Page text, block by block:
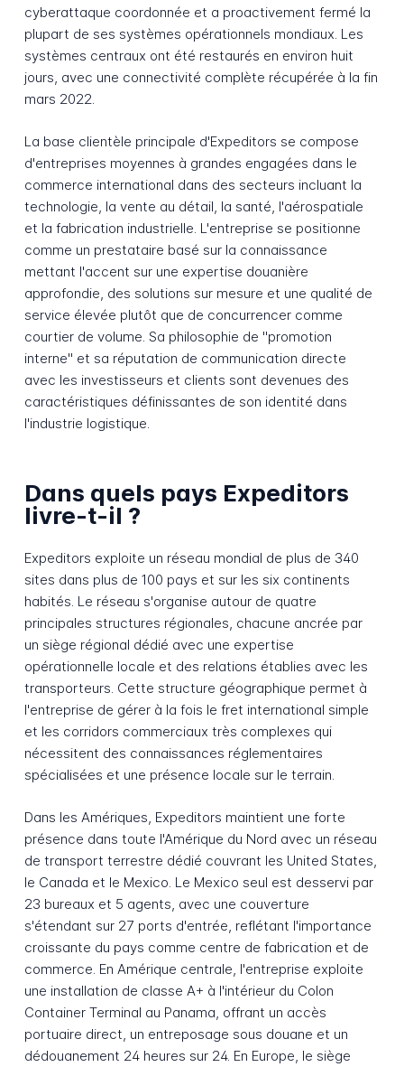
cyberattaque coordonnée et a proactivement fermé la
plupart de ses systèmes opérationnels mondiaux. Les
systèmes centraux ont été restaurés en environ huit
jours, avec une connectivité complète récupérée à la fin
mars 2022.
La base clientèle principale d'Expeditors se compose
d'entreprises moyennes à grandes engagées dans le
commerce international dans des secteurs incluant la
technologie, la vente au détail, la santé, l'aérospatiale
et la fabrication industrielle. L'entreprise se positionne
comme un prestataire basé sur la connaissance
mettant l'accent sur une expertise douanière
approfondie, des solutions sur mesure et une qualité de
service élevée plutôt que de concurrencer comme
courtier de volume. Sa philosophie de "promotion
interne" et sa réputation de communication directe
avec les investisseurs et clients sont devenues des
caractéristiques définissantes de son identité dans
l'industrie logistique.
Dans quels pays Expeditors
livre-t-il ?
Expeditors exploite un réseau mondial de plus de 340
sites dans plus de 100 pays et sur les six continents
habités. Le réseau s'organise autour de quatre
principales structures régionales, chacune ancrée par
un siège régional dédié avec une expertise
opérationnelle locale et des relations établies avec les
transporteurs. Cette structure géographique permet à
l'entreprise de gérer à la fois le fret international simple
et les corridors commerciaux très complexes qui
nécessitent des connaissances réglementaires
spécialisées et une présence locale sur le terrain.
Dans les Amériques, Expeditors maintient une forte
présence dans toute l'Amérique du Nord avec un réseau
de transport terrestre dédié couvrant les United States,
le Canada et le Mexico. Le Mexico seul est desservi par
23 bureaux et 5 agents, avec une couverture
s'étendant sur 27 ports d'entrée, reflétant l'importance
croissante du pays comme centre de fabrication et de
commerce. En Amérique centrale, l'entreprise exploite
une installation de classe A+ à l'intérieur du Colon
Container Terminal au Panama, offrant un accès
portuaire direct, un entreposage sous douane et un
dédouanement 24 heures sur 24. En Europe, le siège